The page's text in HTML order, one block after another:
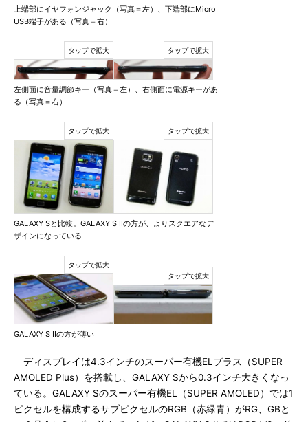
上端部にイヤフォンジャック（写真＝左）、下端部にMicro
USB端子がある（写真＝右）
左側面に音量調節キー（写真＝左）、右側面に電源キーがあ
る（写真＝右）
GALAXY Sと比較。GALAXY S IIの方が、よりスクエアなデ
ザインになっている
GALAXY S IIの方が薄い
ディスプレイは4.3インチのスーパー有機ELプラス（SUPER
AMOLED Plus）を搭載し、GALAXY Sから0.3インチ大きくなっ
ている。GALAXY Sのスーパー有機EL（SUPER AMOLED）では1
ピクセルを構成するサブピクセルのRGB（赤緑青）がRG、GBと